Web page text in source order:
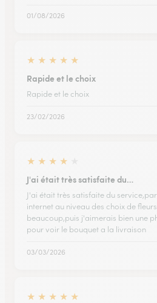
01/08/2026
★ ★ ★ ★ ★
Rapide et le choix
Rapide et le choix
23/02/2026
★ ★ ★ ★
J'ai était très satisfaite du…
J'ai était très satisfaite du
internet au niveau des choix de
beaucoup,puis j'aimerais bien une
pour voir le bouquet a la livraison
03/03/2026
★ ★ ★ ★ ★